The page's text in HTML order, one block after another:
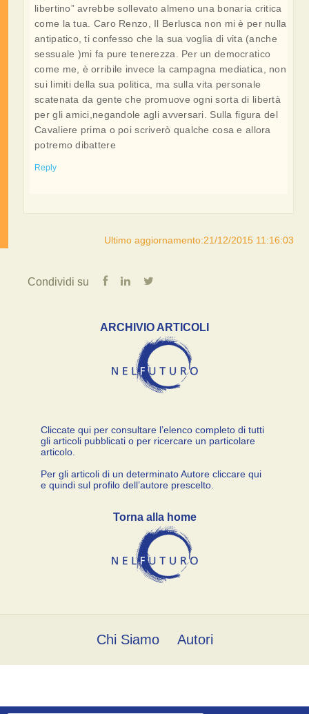
libertino” avrebbe sollevato almeno una bonaria critica
come la tua. Caro Renzo, Il Berlusca non mi è per nulla
antipatico, ti confesso che la sua voglia di vita (anche
sessuale )mi fa pure tenerezza. Per un democratico
come me, è orribile invece la campagna mediatica, non
sui limiti della sua politica, ma sulla vita personale
scatenata da gente che promuove ogni sorta di libertà
per gli amici,negandole agli avversari. Sulla figura del
Cavaliere prima o poi scriverò qualche cosa e allora
potremo dibattere
Reply
Ultimo aggiornamento:21/12/2015 11:16:03
Condividi su
ARCHIVIO ARTICOLI
Cliccate qui per consultare l’elenco completo di tutti
gli articoli pubblicati o per ricercare un particolare
articolo.
Per gli articoli di un determinato Autore cliccare qui
e quindi sul profilo dell’autore prescelto.
Torna alla home
Chi Siamo Autori